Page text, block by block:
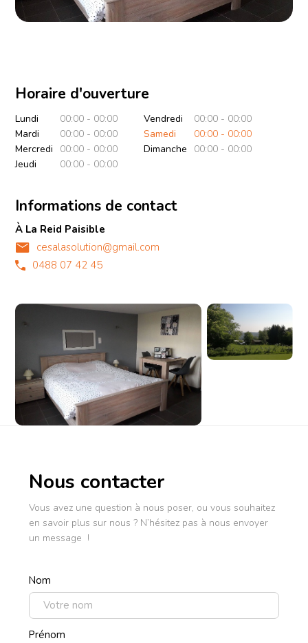
Horaire d'ouverture
Lundi
00:00 - 00:00
Mardi
00:00 - 00:00
Mercredi
00:00 - 00:00
Jeudi
00:00 - 00:00
Vendredi
00:00 - 00:00
Samedi
00:00 - 00:00
Dimanche
00:00 - 00:00
Informations de contact
À La Reid Paisible
cesalasolution@gmail.com
0488 07 42 45
Nous contacter
Vous avez une question à nous poser, ou vous souhaitez
en savoir plus sur nous ? N’hésitez pas à nous envoyer
un message !
Nom
Prénom